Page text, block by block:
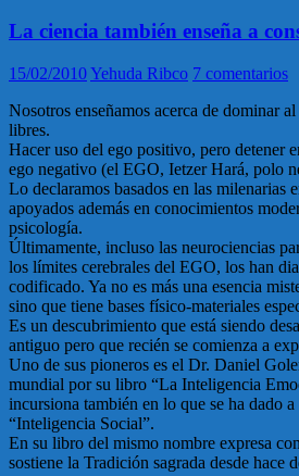
La ciencia también enseña a
15/02/2010Yehuda Ribco 7 comentarios
Nosotros enseñamos acerca de dominar
libres.
Hacer uso del ego positivo, pero detener
ego negativo (el EGO, Ietzer Hará, polo
Lo declaramos basados en las milenarias
apoyados además en conocimientos
psicología.
Últimamente, incluso las neurociencias
los límites cerebrales del EGO, los han
codificado. Ya no es más una esencia
sino que tiene bases físico-materiales
Es un descubrimiento que está siendo
antiguo pero que recién se comienza a
Uno de sus pioneros es el Dr. Daniel
mundial por su libro “La Inteligencia
incursiona también en lo que se ha dado
“Inteligencia Social”.
En su libro del mismo nombre expresa
sostiene la Tradición sagrada desde hace